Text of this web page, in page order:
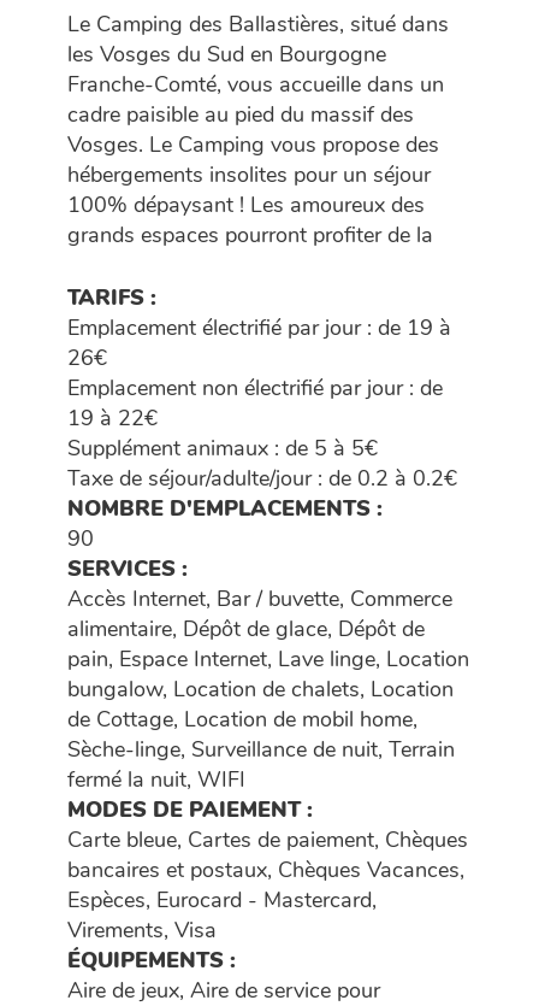
Le Camping des Ballastières, situé dans
les Vosges du Sud en Bourgogne
Franche-Comté, vous accueille dans un
cadre paisible au pied du massif des
Vosges. Le Camping vous propose des
hébergements insolites pour un séjour
100% dépaysant ! Les amoureux des
grands espaces pourront profiter de la
le territoire du Parc Naturel Régional des
Ballons des Vosges, où nature et
paysages sont encore sauvages et
uniques ! Vous pourrez également revenir
sur les traces du Tour de France en vous
mesurant à La Planche des Belles Filles !
Côté culture, la Chapelle construite par Le
Corbusier, inscrite à l’UNESCO, vous
accueille à Ronchamp.
TARIFS :
Emplacement électrifié par jour : de 19 à
26€
Emplacement non électrifié par jour : de
19 à 22€
Supplément animaux : de 5 à 5€
Taxe de séjour/adulte/jour : de 0.2 à 0.2€
NOMBRE D'EMPLACEMENTS :
90
SERVICES :
Accès Internet, Bar / buvette, Commerce
alimentaire, Dépôt de glace, Dépôt de
pain, Espace Internet, Lave linge, Location
bungalow, Location de chalets, Location
de Cottage, Location de mobil home,
Sèche-linge, Surveillance de nuit, Terrain
fermé la nuit, WIFI
MODES DE PAIEMENT :
Carte bleue, Cartes de paiement, Chèques
bancaires et postaux, Chèques Vacances,
Espèces, Eurocard - Mastercard,
Virements, Visa
ÉQUIPEMENTS :
Aire de jeux, Aire de service pour